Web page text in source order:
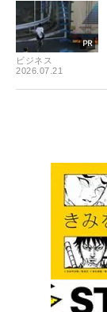
ビジネス
2026.07.21